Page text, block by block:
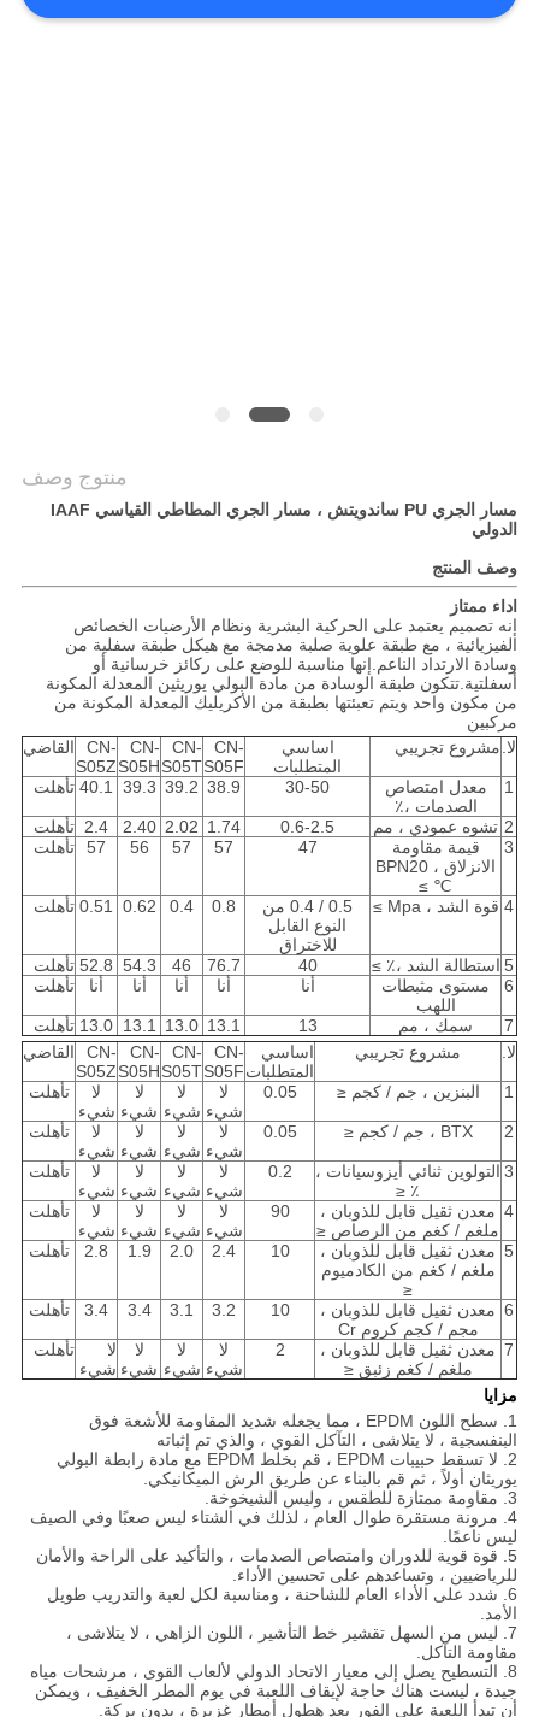
منتوج وصف
مسار الجري PU ساندويتش ، مسار الجري المطاطي القياسي IAAF
الدولي
وصف المنتج
اداء ممتاز
إنه تصميم يعتمد على الحركية البشرية ونظام الأرضيات الخصائص
الفيزيائية ، مع طبقة علوية صلبة مدمجة مع هيكل طبقة سفلية من
وسادة الارتداد الناعم.إنها مناسبة للوضع على ركائز خرسانية أو
أسفلتية.تتكون طبقة الوسادة من مادة البولي يوريثين المعدلة المكونة
من مكون واحد ويتم تعبئتها بطبقة من الأكريليك المعدلة المكونة من
مركبين
لا.مشروع تجريبي
اساسي
المتطلبات
CN-
S05F
CN-
S05T
CN-
S05H
CN-
S05Z
القاضي
1
معدل امتصاص
الصدمات ،٪
30-50
38.9
39.2
39.3
40.1 تأهلت
2 تشوه عمودي ، مم 0.6-2.5
1.74
2.02
2.40
2.4 تأهلت
3
قيمة مقاومة
الانزلاق ، BPN20
℃ ≥
47
57
57
56
57 تأهلت
4 قوة الشد ، Mpa ≥
0.5 / 0.4 من
النوع القابل
للاختراق
0.8
0.4
0.62
0.51 تأهلت
5 استطالة الشد ،٪ ≥ 40
76.7
46
54.3
52.8 تأهلت
6
مستوى مثبطات
اللهب
أنا أنا أنا أنا أنا تأهلت
7 سمك ، مم 13
13.1
13.0
13.1
13.0 تأهلت
لا.
مشروع تجريبي
اساسي
المتطلبات
CN-
S05F
CN-
S05T
CN-
S05H
CN-
S05Z
القاضي
1 البنزين ، جم / كجم ≤ 0.05
لا
شيء
لا
شيء
لا
شيء
لا
شيء
تأهلت
2 BTX ، جم / كجم ≤ 0.05
لا
شيء
لا
شيء
لا
شيء
لا
شيء
تأهلت
3 التولوين ثنائي أيزوسيانات ،
٪ ≤
0.2
لا
شيء
لا
شيء
لا
شيء
لا
شيء
تأهلت
4 معدن ثقيل قابل للذوبان ،
ملغم / كغم من الرصاص ≤
90
لا
شيء
لا
شيء
لا
شيء
لا
شيء
تأهلت
5 معدن ثقيل قابل للذوبان ،
ملغم / كغم من الكادميوم
≤
10
2.4
2.0
1.9
2.8 تأهلت
6 معدن ثقيل قابل للذوبان ،
مجم / كجم كروم Cr
10
3.2
3.1
3.4
3.4 تأهلت
7 معدن ثقيل قابل للذوبان ،
ملغم / كغم زئبق ≤
2
لا
شيء
لا
شيء
لا
شيء
لا
شيء
تأهلت
مزايا
1. سطح اللون EPDM ، مما يجعله شديد المقاومة للأشعة فوق
البنفسجية ، لا يتلاشى ، التآكل القوي ، والذي تم إثباته
2. لا تسقط حبيبات EPDM ، قم بخلط EPDM مع مادة رابطة البولي
يوريثان أولاً ، ثم قم بالبناء عن طريق الرش الميكانيكي.
3. مقاومة ممتازة للطقس ، وليس الشيخوخة.
4. مرونة مستقرة طوال العام ، لذلك في الشتاء ليس صعبًا وفي الصيف
ليس ناعمًا.
5. قوة قوية للدوران وامتصاص الصدمات ، والتأكيد على الراحة والأمان
للرياضيين ، وتساعدهم على تحسين الأداء.
6. شدد على الأداء العام للشاحنة ، ومناسبة لكل لعبة والتدريب طويل
الأمد.
7. ليس من السهل تقشير خط التأشير ، اللون الزاهي ، لا يتلاشى ،
مقاومة التآكل.
8. التسطيح يصل إلى معيار الاتحاد الدولي لألعاب القوى ، مرشحات مياه
جيدة ، ليست هناك حاجة لإيقاف اللعبة في يوم المطر الخفيف ، ويمكن
أن تبدأ اللعبة على الفور بعد هطول أمطار غزيرة ، بدون بركة.